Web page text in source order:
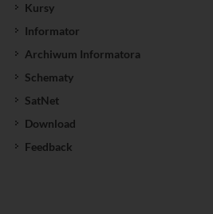
Kursy
Informator
Archiwum Informatora
Schematy
SatNet
Download
Feedback